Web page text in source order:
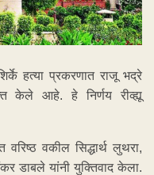
हत्या प्रकरणात राजू भद्रे
केले आहे. हे निर्णय रीव्ह्यू
वरिष्ठ वकील सिद्धार्थ लुथरा,
डाबले यांनी युक्तिवाद केला.